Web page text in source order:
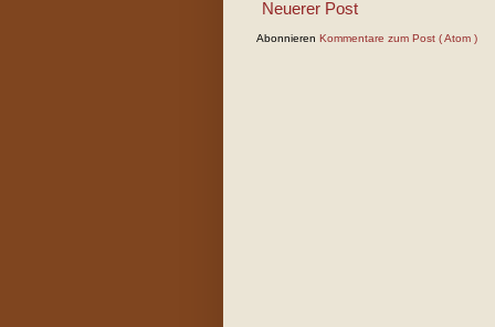
Neuerer Post
Abonnieren Kommentare zum Post ( Atom )